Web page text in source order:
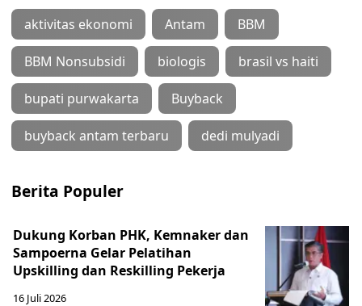
aktivitas ekonomi Antam BBM
BBM Nonsubsidi biologis brasil vs haiti
bupati purwakarta Buyback
buyback antam terbaru dedi mulyadi
Berita Populer
Dukung Korban PHK, Kemnaker dan
Sampoerna Gelar Pelatihan
Upskilling dan Reskilling Pekerja
16 Juli 2026